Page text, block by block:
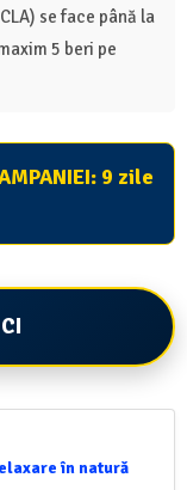
se face până la
5 beri pe
9 zile
în natură